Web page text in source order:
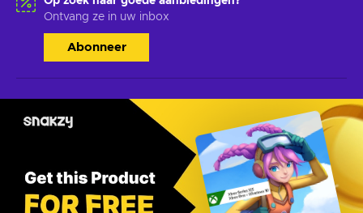
Ontvang ze in uw inbox
Abonneer